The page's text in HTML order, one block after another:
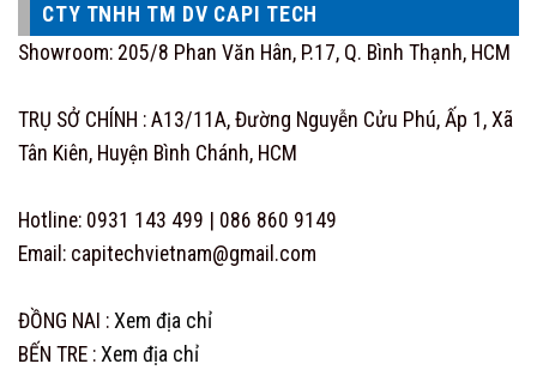
CTY TNHH TM DV CAPI TECH
Showroom: 205/8 Phan Văn Hân, P.17, Q. Bình Thạnh, HCM
TRỤ SỞ CHÍNH : A13/11A, Đường Nguyễn Cửu Phú, Ấp 1, Xã
Tân Kiên, Huyện Bình Chánh, HCM
Hotline: 0931 143 499 | 086 860 9149
Email: capitechvietnam@gmail.com
ĐỒNG NAI : Xem địa chỉ
BẾN TRE : Xem địa chỉ